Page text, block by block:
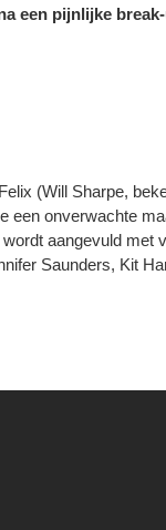
een pijnlijke
(Will Sharpe,
een onverwachte
aangevuld met
Saunders, Kit